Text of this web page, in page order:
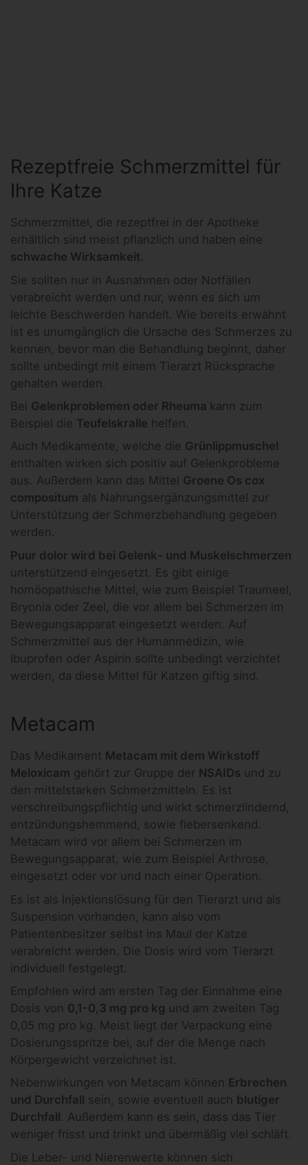
Rezeptfreie Schmerzmittel für
Ihre Katze
Schmerzmittel, die rezeptfrei in der Apotheke
erhältlich sind meist pflanzlich und haben eine
schwache Wirksamkeit.
Sie sollten nur in Ausnahmen oder Notfällen
verabreicht werden und nur, wenn es sich um
leichte Beschwerden handelt. Wie bereits erwähnt
ist es unumgänglich die Ursache des Schmerzes zu
kennen, bevor man die Behandlung beginnt, daher
sollte unbedingt mit einem Tierarzt Rücksprache
gehalten werden.
Bei Gelenkproblemen oder Rheuma kann zum
Beispiel die Teufelskralle helfen.
Auch Medikamente, welche die Grünlippmuschel
enthalten wirken sich positiv auf Gelenkprobleme
aus. Außerdem kann das Mittel Groene Os cox
compositum als Nahrungsergänzungsmittel zur
Unterstützung der Schmerzbehandlung gegeben
werden.
Puur dolor wird bei Gelenk- und Muskelschmerzen
unterstützend eingesetzt. Es gibt einige
homöopathische Mittel, wie zum Beispiel Traumeel,
Bryonia oder Zeel, die vor allem bei Schmerzen im
Bewegungsapparat eingesetzt werden. Auf
Schmerzmittel aus der Humanmedizin, wie
Ibuprofen oder Aspirin sollte unbedingt verzichtet
werden, da diese Mittel für Katzen giftig sind.
Metacam
Das Medikament Metacam mit dem Wirkstoff
Meloxicam gehört zur Gruppe der NSAIDs und zu
den mittelstarken Schmerzmitteln. Es ist
verschreibungspflichtig und wirkt schmerzlindernd,
entzündungshemmend, sowie fiebersenkend.
Metacam wird vor allem bei Schmerzen im
Bewegungsapparat, wie zum Beispiel Arthrose,
eingesetzt oder vor und nach einer Operation.
Es ist als Injektionslösung für den Tierarzt und als
Suspension vorhanden, kann also vom
Patientenbesitzer selbst ins Maul der Katze
verabreicht werden. Die Dosis wird vom Tierarzt
individuell festgelegt.
Empfohlen wird am ersten Tag der Einnahme eine
Dosis von 0,1-0,3 mg pro kg und am zweiten Tag
0,05 mg pro kg. Meist liegt der Verpackung eine
Dosierungsspritze bei, auf der die Menge nach
Körpergewicht verzeichnet ist.
Nebenwirkungen von Metacam können Erbrechen
und Durchfall
sein, sowie eventuell auch blutiger
Durchfall . Außerdem kann es sein, dass das Tier
weniger frisst und trinkt und übermäßig viel schläft.
Die Leber- und Nierenwerte können sich